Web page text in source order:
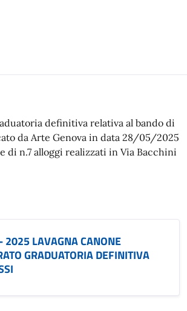
definitiva relativa al bando di
da Arte Genova in data 28/05/2025
di n.7 alloggi realizzati in Via Bacchini
2025 LAVAGNA CANONE
GRADUATORIA DEFINITIVA